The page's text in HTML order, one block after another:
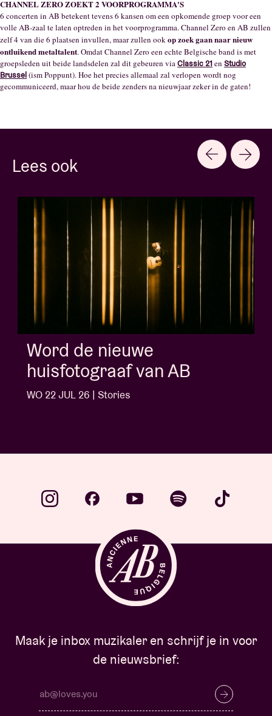
CHANNEL ZERO ZOEKT 2 VOORPROGRAMMA'S
6 concerten in AB betekent tevens 6 kansen om een opkomende groep voor een
volle AB-zaal te laten optreden in het voorprogramma. Channel Zero en AB zullen
zelf 4 van die 6 plaatsen invullen, maar zullen ookop zoek gaan naar nieuw
ontluikend metaltalent. Omdat Channel Zero een echte Belgische band is met
groepsleden uit beide landsdelen zal dit gebeuren viaClassic 21en Studio
Brussel(ism Poppunt). Hoe het precies allemaal zal verlopen wordt nog
gecommuniceerd, maar hou de beide zenders na nieuwjaar zeker in de gaten!
Lees ook
Word de nieuwe
huisfotograaf van AB
WO 22 JUL 26 | Stories
Maak je inbox muzikaler en schrijf je in voor
de nieuwsbrief: